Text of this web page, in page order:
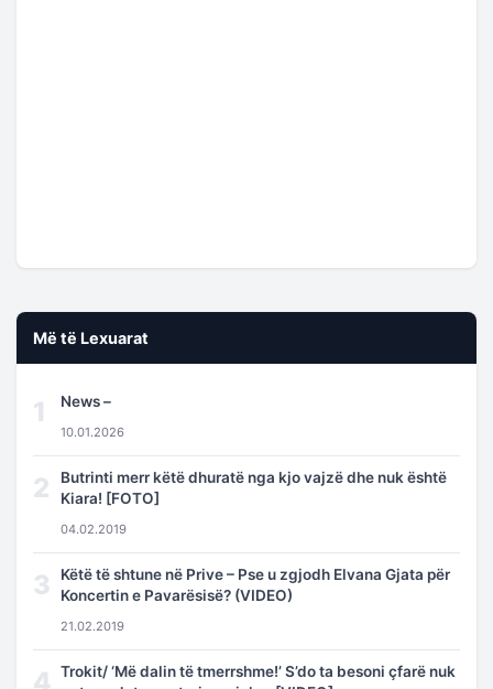
Më të Lexuarat
1 News –
10.01.2026
2
Butrinti merr këtë dhuratë nga kjo vajzë dhe nuk është
Kiara! [FOTO]
04.02.2019
3
Këtë të shtune në Prive – Pse u zgjodh Elvana Gjata për
Koncertin e Pavarësisë? (VIDEO)
21.02.2019
4
Trokit/ ‘Më dalin të tmerrshme!’ S’do ta besoni çfarë nuk